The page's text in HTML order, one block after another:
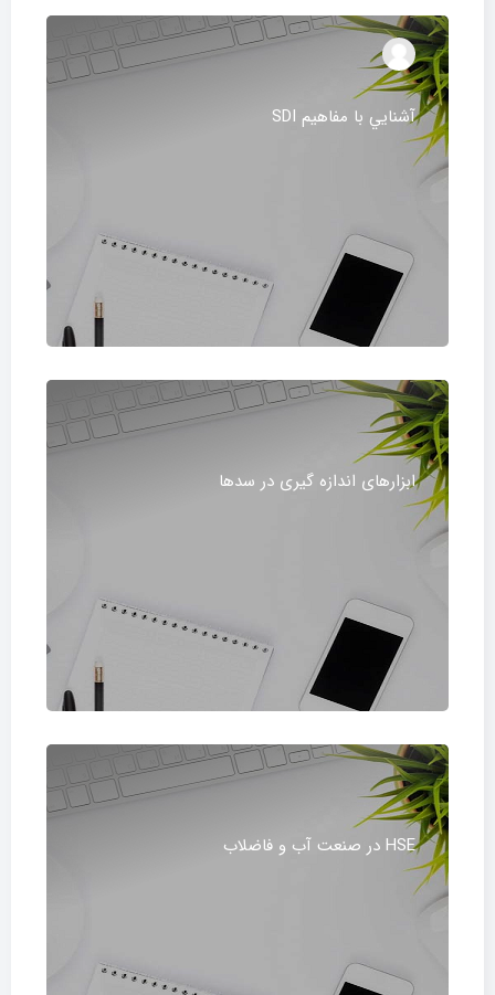
آشنايي با مفاهيم SDI
ابزارهای اندازه گیری در سدها
HSE در صنعت آب و فاضلاب